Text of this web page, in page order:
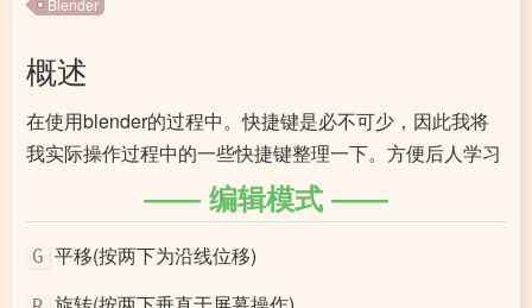
Blender
概述
在使用blender的过程中。快捷键是必不可少，因此我将
我实际操作过程中的一些快捷键整理一下。方便后人学习
编辑模式
G 平移(按两下为沿线位移)